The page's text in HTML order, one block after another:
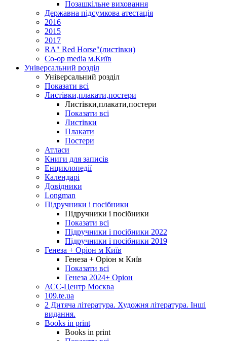
Позашкільне виховання
Державна підсумкова атестація
2016
2015
2017
RA" Red Horse"(листівки)
Co-op media м.Київ
Універсальний розділ
Універсальний розділ
Показати всі
Листівки,плакати,постери
Листівки,плакати,постери
Показати всі
Листівки
Плакати
Постери
Атласи
Книги для записів
Енциклопедії
Календарі
Довідники
Longman
Підручники і посібники
Підручники і посібники
Показати всі
Підручники і посібники 2022
Підручники і посібники 2019
Генеза + Оріон м Київ
Генеза + Оріон м Київ
Показати всі
Генеза 2024+ Оріон
АСС-Центр Москва
109.te.ua
2 Дитяча література. Художня література. Інші
видання.
Books in print
Books in print